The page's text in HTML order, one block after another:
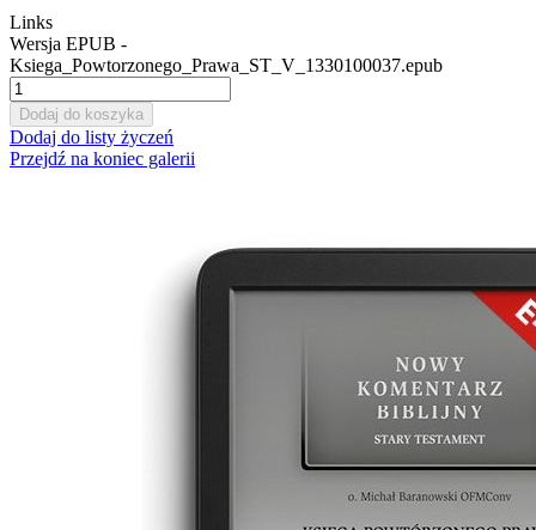
Links
Wersja EPUB -
Ksiega_Powtorzonego_Prawa_ST_V_1330100037.epub
Dodaj do koszyka
Dodaj do listy życzeń
Przejdź na koniec galerii